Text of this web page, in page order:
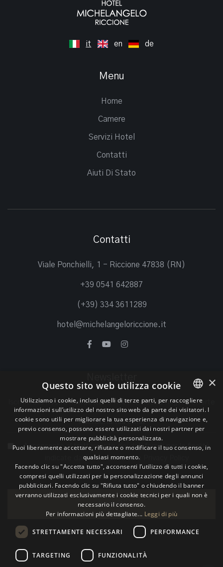
it en de
Menu
Home
Camere
Servizi Hotel
Contatti
Aiuti Di Stato
Contatti
Viale Ponchielli, 1 - Riccione 47838 (RN)
+39 0541 642887
(+39) 334 3611289
hotel@michelangeloriccione.it
Iscriviti alla nostra newsletter e ricevi le nostre migliori offerte
Acconsento al trattamento dei dati forniti per le finalità
indicate dall'informativa sulla
Iscriviti
ITALIAN
ENGLISH
GERMAN
×
Questo sito web utilizza cookie
Utilizziamo i cookie, inclusi quelli di terze parti, per raccogliere
informazioni sull’utilizzo del nostro sito web da parte dei visitatori. I
cookie sono utili per migliorare la tua esperienza di navigazione e,
previo consenso, possono essere utilizzati dai nostri partner per
mostrare pubblicità personalizzata.
Puoi liberamente accettare, rifiutare o modificare il tuo consenso, in
qualsiasi momento.
Facendo clic su "Accetta tutto", acconsenti l’utilizzo di tutti i cookie,
compresi quelli utilizzati per la personalizzazione degli annunci
pubblicitari. Facendo clic su "Rifiuta tutto" o chiudendo il banner
verranno utilizzati esclusivamente i cookie tecnici per i quali non è
necessario il consenso.
Per informazioni più dettagliate... Leggi di più
STRETTAMENTE NECESSARI PERFORMANCE
TARGETING FUNZIONALITÀ